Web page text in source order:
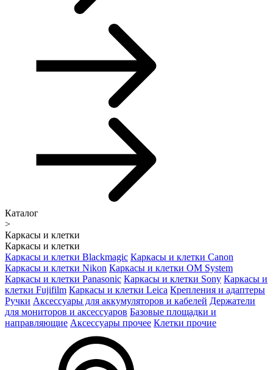
Каталог
>
Каркасы и клетки
Каркасы и клетки
Каркасы и клетки Blackmagic Каркасы и клетки Canon
Каркасы и клетки Nikon Каркасы и клетки OM System
Каркасы и клетки Panasonic Каркасы и клетки Sony Каркасы и
клетки Fujifilm Каркасы и клетки Leica Крепления и адаптеры
Ручки Аксессуары для аккумуляторов и кабелей Держатели
для мониторов и аксессуаров Базовые площадки и
направляющие Аксессуары прочее Клетки прочие